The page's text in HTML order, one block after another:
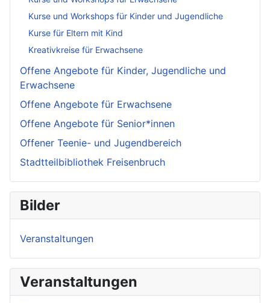
Kurse und Workshops für Kinder und Jugendliche
Kurse für Eltern mit Kind
Kreativkreise für Erwachsene
Offene Angebote für Kinder, Jugendliche und
Erwachsene
Offene Angebote für Erwachsene
Offene Angebote für Senior*innen
Offener Teenie- und Jugendbereich
Stadtteilbibliothek Freisenbruch
Bilder
Veranstaltungen
Veranstaltungen